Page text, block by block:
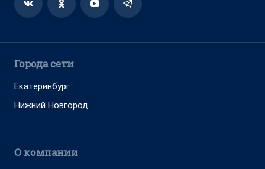
Города сети
Екатеринбург
Нижний Новгород
О компании